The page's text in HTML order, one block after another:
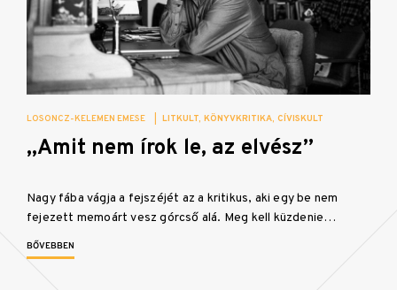
LOSONCZ-KELEMEN EMESE LITKULT KÖNYVKRITIKA CÍVISKULT
„Amit nem írok le, az elvész”
Nagy fába vágja a fejszéjét az a kritikus, aki egy be nem
fejezett memoárt vesz górcső alá. Meg kell küzdenie…
BŐVEBBEN